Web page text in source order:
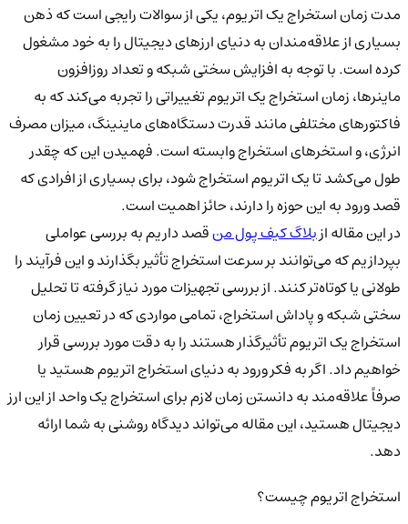
مدت زمان استخراج یک اتریوم، یکی از سوالات رایجی است که ذهن
بسیاری از علاقه‌مندان به دنیای ارزهای دیجیتال را به خود مشغول
کرده است. با توجه به افزایش سختی شبکه و تعداد روزافزون
ماینرها، زمان استخراج یک اتریوم تغییراتی را تجربه می‌کند که به
فاکتورهای مختلفی مانند قدرت دستگاه‌های ماینینگ، میزان مصرف
انرژی، و استخرهای استخراج وابسته است. فهمیدن این که چقدر
طول می‌کشد تا یک اتریوم استخراج شود، برای بسیاری از افرادی که
قصد ورود به این حوزه را دارند، حائز اهمیت است.
در این مقاله ازبلاگ کیف پول منقصد داریم به بررسی عواملی
بپردازیم که می‌توانند بر سرعت استخراج تأثیر بگذارند و این فرآیند را
طولانی یا کوتاه‌تر کنند. از بررسی تجهیزات مورد نیاز گرفته تا تحلیل
سختی شبکه و پاداش استخراج، تمامی مواردی که در تعیین زمان
استخراج یک اتریوم تأثیرگذار هستند را به دقت مورد بررسی قرار
خواهیم داد. اگر به فکر ورود به دنیای استخراج اتریوم هستید یا
صرفاً علاقه‌مند به دانستن زمان لازم برای استخراج یک واحد از این ارز
دیجیتال هستید، این مقاله می‌تواند دیدگاه روشنی به شما ارائه
دهد.
استخراج اتریوم چیست؟